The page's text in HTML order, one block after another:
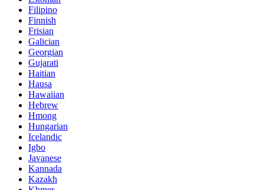
Filipino
Finnish
Frisian
Galician
Georgian
Gujarati
Haitian
Hausa
Hawaiian
Hebrew
Hmong
Hungarian
Icelandic
Igbo
Javanese
Kannada
Kazakh